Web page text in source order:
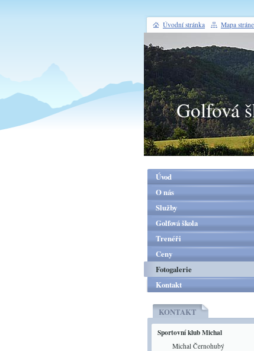
Golfová
Úvod
O nás
Služby
Golfová škola
Trenéři
Ceny
Fotogalerie
Kontakt
KONTAKT
Sportovní klub Michal
Michal Černohubý
Úvodní stránka Mapa